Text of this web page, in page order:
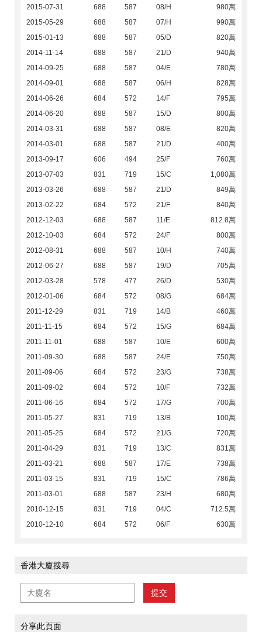
2015-07-31
688 587 08/H
980萬
2015-05-29
688 587 07/H
990萬
2015-01-13
688 587 05/D
820萬
2014-11-14
688 587 21/D
940萬
2014-09-25
688 587 04/E
780萬
2014-09-01
688 587 06/H
828萬
2014-06-26
684 572 14/F
795萬
2014-06-20
688 587 15/D
800萬
2014-03-31
688 587 08/E
820萬
2014-03-01
688 587 21/D
400萬
2013-09-17
606 494 25/F
760萬
2013-07-03
831 719 15/C
1,080萬
2013-03-26
688 587 21/D
849萬
2013-02-22
684 572 21/F
840萬
2012-12-03
688 587 11/E
812.8萬
2012-10-03
684 572 24/F
800萬
2012-08-31
688 587 10/H
740萬
2012-06-27
688 587 19/D
705萬
2012-03-28
578 477 26/D
530萬
2012-01-06
684 572 08/G
684萬
2011-12-29
831 719 14/B
460萬
2011-11-15
684 572 15/G
684萬
2011-11-01
688 587 10/E
600萬
2011-09-30
688 587 24/E
750萬
2011-09-06
684 572 23/G
738萬
2011-09-02
684 572 10/F
732萬
2011-06-16
684 572 17/G
700萬
2011-05-27
831 719 13/B
100萬
2011-05-25
684 572 21/G
720萬
2011-04-29
831 719 13/C
831萬
2011-03-21
688 587 17/E
738萬
2011-03-15
831 719 15/C
786萬
2011-03-01
688 587 23/H
680萬
2010-12-15
831 719 04/C
712.5萬
2010-12-10
684 572 06/F 630萬
香港大廈搜尋
提交
分享此頁面